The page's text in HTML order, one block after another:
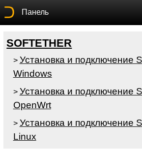
Панель
SOFTETHER
> Установка и подключение
Windows
> Установка и подключение
OpenWrt
> Установка и подключение
Linux